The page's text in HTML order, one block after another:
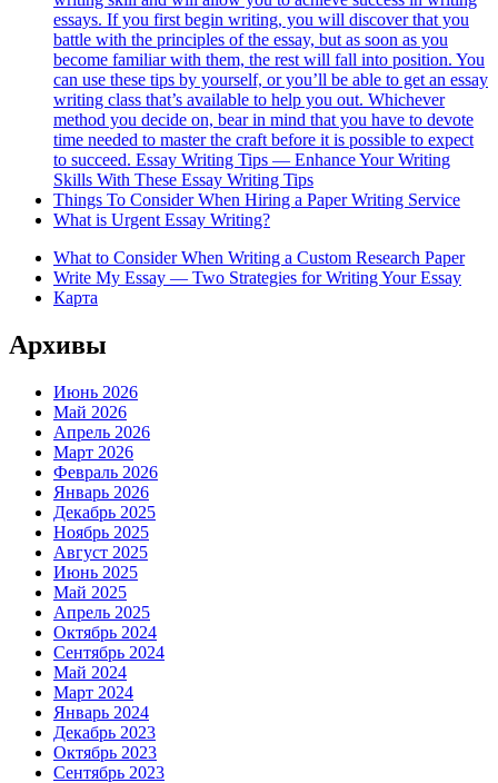
essays. If you first begin writing, you will discover that you
battle with the principles of the essay, but as soon as you
become familiar with them, the rest will fall into position. You
can use these tips by yourself, or you’ll be able to get an essay
writing class that’s available to help you out. Whichever
method you decide on, bear in mind that you have to devote
time needed to master the craft before it is possible to expect
to succeed. Essay Writing Tips — Enhance Your Writing
Skills With These Essay Writing Tips
Things To Consider When Hiring a Paper Writing Service
What is Urgent Essay Writing?
What to Consider When Writing a Custom Research Paper
Write My Essay — Two Strategies for Writing Your Essay
Карта
Архивы
Июнь 2026
Май 2026
Апрель 2026
Март 2026
Февраль 2026
Январь 2026
Декабрь 2025
Ноябрь 2025
Август 2025
Июнь 2025
Май 2025
Апрель 2025
Октябрь 2024
Сентябрь 2024
Май 2024
Март 2024
Январь 2024
Декабрь 2023
Октябрь 2023
Сентябрь 2023